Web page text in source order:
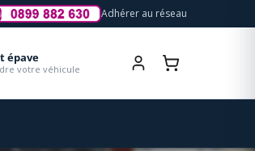
Adhérer au réseau
épave
votre véhicule